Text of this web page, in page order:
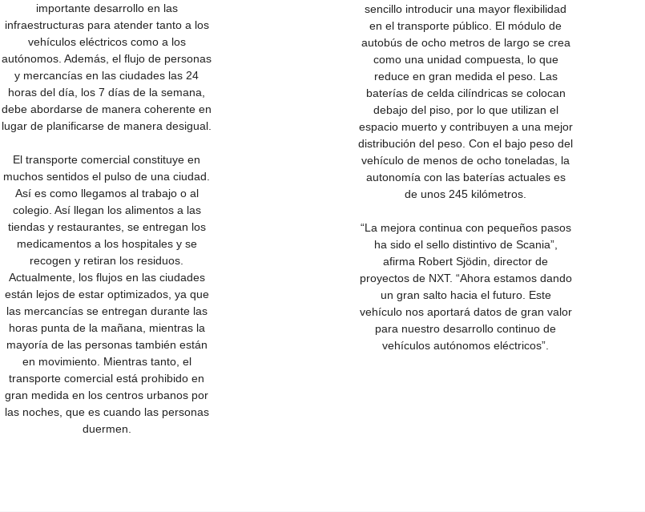
importante desarrollo en las
infraestructuras para atender tanto a los
vehículos eléctricos como a los
autónomos. Además, el flujo de personas
y mercancías en las ciudades las 24
horas del día, los 7 días de la semana,
debe abordarse de manera coherente en
lugar de planificarse de manera desigual.
El transporte comercial constituye en
muchos sentidos el pulso de una ciudad.
Así es como llegamos al trabajo o al
colegio. Así llegan los alimentos a las
tiendas y restaurantes, se entregan los
medicamentos a los hospitales y se
recogen y retiran los residuos.
Actualmente, los flujos en las ciudades
están lejos de estar optimizados, ya que
las mercancías se entregan durante las
horas punta de la mañana, mientras la
mayoría de las personas también están
en movimiento. Mientras tanto, el
transporte comercial está prohibido en
gran medida en los centros urbanos por
las noches, que es cuando las personas
duermen.
sencillo introducir una mayor flexibilidad
en el transporte público. El módulo de
autobús de ocho metros de largo se crea
como una unidad compuesta, lo que
reduce en gran medida el peso. Las
baterías de celda cilíndricas se colocan
debajo del piso, por lo que utilizan el
espacio muerto y contribuyen a una mejor
distribución del peso. Con el bajo peso del
vehículo de menos de ocho toneladas, la
autonomía con las baterías actuales es
de unos 245 kilómetros.
“La mejora continua con pequeños pasos
ha sido el sello distintivo de Scania”,
afirma Robert Sjödin, director de
proyectos de NXT. “Ahora estamos dando
un gran salto hacia el futuro. Este
vehículo nos aportará datos de gran valor
para nuestro desarrollo continuo de
vehículos autónomos eléctricos”.